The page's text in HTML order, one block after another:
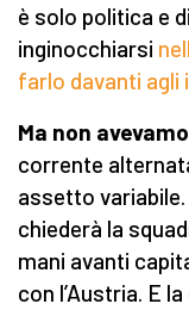
è solo politica e
inginocchiarsi
farlo davanti agli
Ma non
corrente
assetto
chiederà la
mani avanti
con l’Austria. E